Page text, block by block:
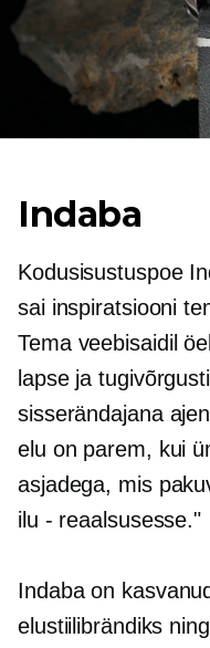
Indaba
Kodusisustuspoe
sai inspiratsiooni
Tema veebisaidil
lapse ja
sisserändajana
elu on parem, kui
asjadega, mis
ilu - reaalsusesse."
Indaba on
elustiilibrändiks